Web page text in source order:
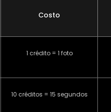
Costo
1 crédito = 1 foto
10 créditos = 15 segundos